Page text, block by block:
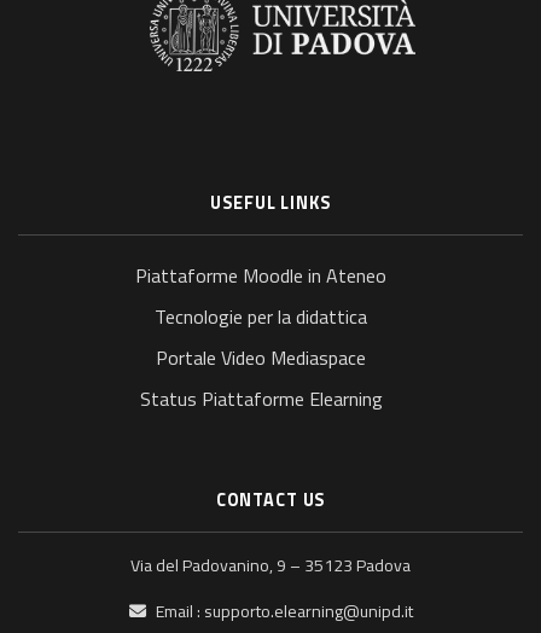
USEFUL LINKS
Piattaforme Moodle in Ateneo
Tecnologie per la didattica
Portale Video Mediaspace
Status Piattaforme Elearning
CONTACT US
Via del Padovanino, 9 – 35123 Padova
Email : supporto.elearning@unipd.it